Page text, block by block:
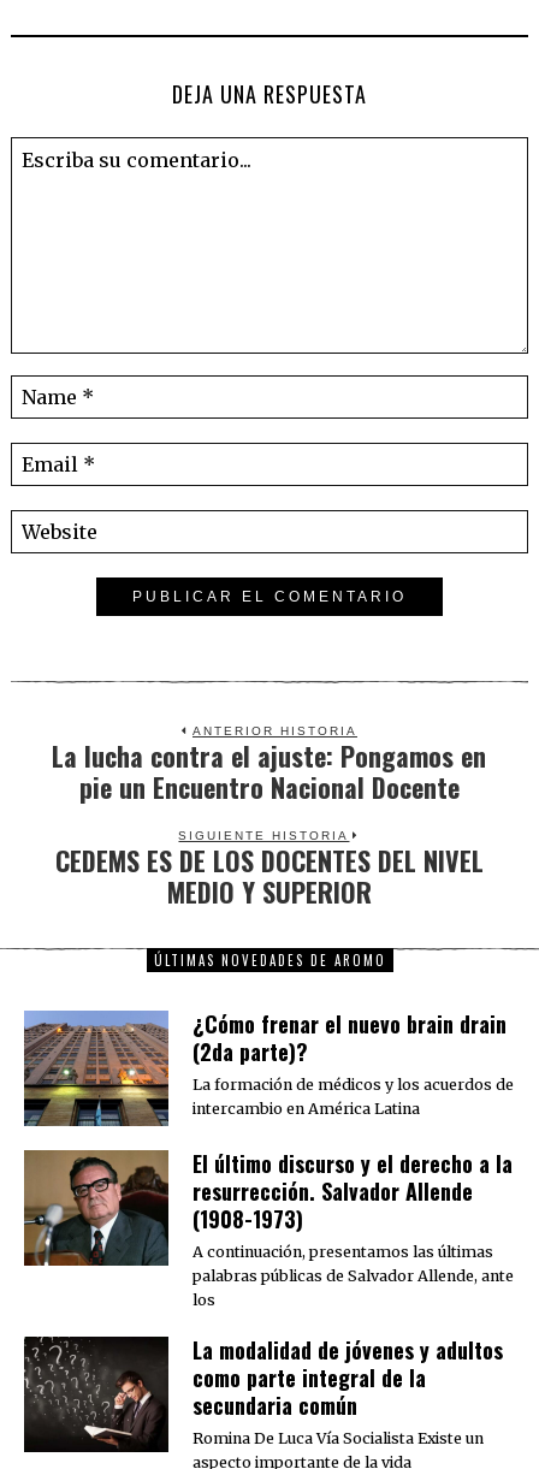
DEJA UNA RESPUESTA
ANTERIOR HISTORIA
Previous
post:
La lucha contra el ajuste: Pongamos en
pie un Encuentro Nacional Docente
SIGUIENTE HISTORIA
Next
post:
CEDEMS ES DE LOS DOCENTES DEL NIVEL
MEDIO Y SUPERIOR
ÚLTIMAS NOVEDADES DE AROMO
¿Cómo frenar el nuevo brain drain
(2da parte)?
La formación de médicos y los acuerdos de
intercambio en América Latina
El último discurso y el derecho a la
resurrección. Salvador Allende
(1908-1973)
A continuación, presentamos las últimas
palabras públicas de Salvador Allende, ante
los
La modalidad de jóvenes y adultos
como parte integral de la
secundaria común
Romina De Luca Vía Socialista Existe un
aspecto importante de la vida